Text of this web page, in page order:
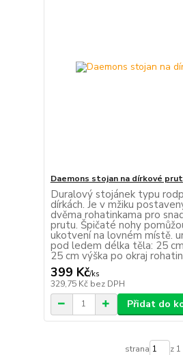
Daemons stojan na dírkové
Duralový stojánek typu
dírkách. Je v mžiku
dvěma rohatinkama pro
prutu. Špičaté nohy
ukotvení na lovném místě.
pod ledem délka těla: 25
25 cm výška po okraj
399 Kč/ks
329,75 Kč bez DPH
Přidat do
strana z 1